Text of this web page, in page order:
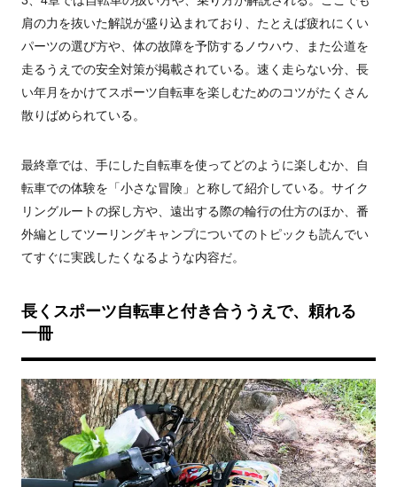
肩の力を抜いた解説が盛り込まれており、たとえば疲れにくい
パーツの選び方や、体の故障を予防するノウハウ、また公道を
走るうえでの安全対策が掲載されている。速く走らない分、長
い年月をかけてスポーツ自転車を楽しむためのコツがたくさん
散りばめられている。
最終章では、手にした自転車を使ってどのように楽しむか、自
転車での体験を「小さな冒険」と称して紹介している。サイク
リングルートの探し方や、遠出する際の輪行の仕方のほか、番
外編としてツーリングキャンプについてのトピックも読んでい
てすぐに実践したくなるような内容だ。
長くスポーツ自転車と付き合ううえで、頼れる
一冊